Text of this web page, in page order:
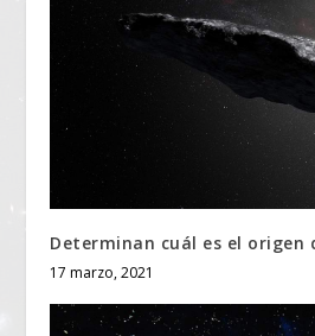
Determinan cuál es el origen
17 marzo, 2021